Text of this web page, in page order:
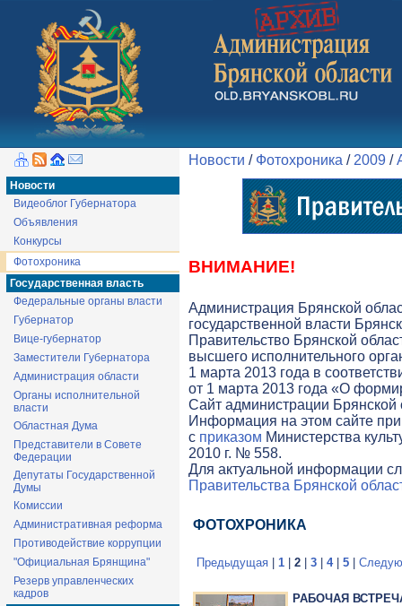
Новости
Видеоблог Губернатора
Объявления
Конкурсы
Фотохроника
Государственная власть
Федеральные органы власти
Губернатор
Вице-губернатор
Заместители Губернатора
Администрация области
Органы исполнительной
власти
Областная Дума
Представители в Совете
Федерации
Депутаты Государственной
Думы
Комиссии
Административная реформа
Противодействие коррупции
"Официальная Брянщина"
Резерв управленческих
кадров
Новости / Фотохроника / 2009 /
ВНИМАНИЕ!
Администрация Брянской
государственной власти
Правительство Брянской
высшего исполнительного
1 марта 2013 года в
от 1 марта 2013 года «О
Cайт администрации Брянской
Информация на этом сайте
с приказом Министерства
2010 г. № 558.
Для актуальной информации
Правительства Брянской
ФОТОХРОНИКА
Предыдущая 1 2 3 4| 5
РАБОЧАЯ